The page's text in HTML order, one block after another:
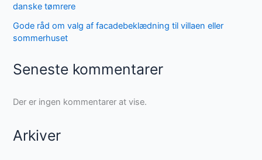
danske tømrere
Gode råd om valg af facadebeklædning til villaen eller
sommerhuset
Seneste kommentarer
Der er ingen kommentarer at vise.
Arkiver